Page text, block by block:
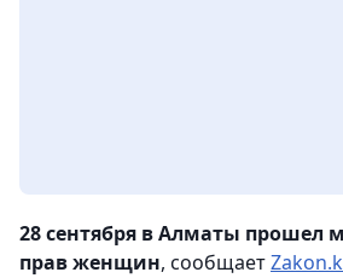
28 сентября в Алматы прошел
прав женщин, сообщает